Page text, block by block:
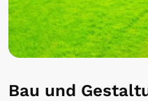
Bau und